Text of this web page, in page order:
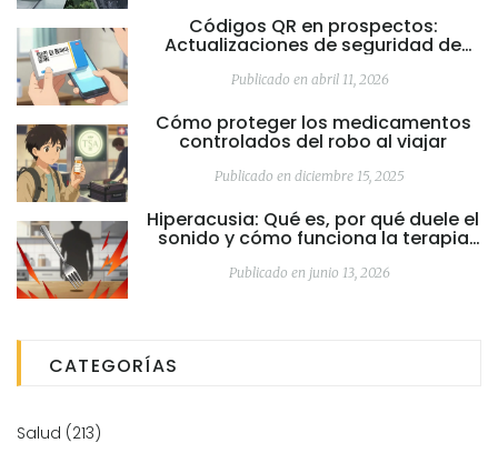
Códigos QR en prospectos:
Actualizaciones de seguridad de
fármacos en tiempo real
Publicado en abril 11, 2026
Cómo proteger los medicamentos
controlados del robo al viajar
Publicado en diciembre 15, 2025
Hiperacusia: Qué es, por qué duele el
sonido y cómo funciona la terapia
de desensibilización
Publicado en junio 13, 2026
CATEGORÍAS
Salud (213)